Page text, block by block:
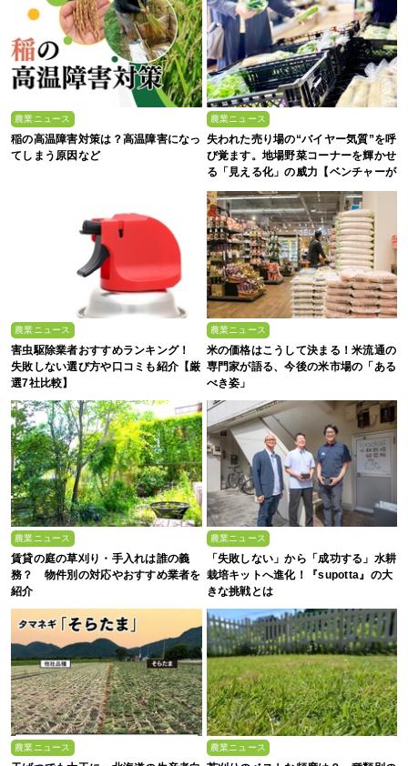
農業ニュース
稲の高温障害対策は？高温障害になっ
てしまう原因など
農業ニュース
失われた売り場の“バイヤー気質”を呼
び覚ます。地場野菜コーナーを輝かせ
る「見える化」の威力【ベンチャーが
拓く！日本の農の未来 #2】
農業ニュース
害虫駆除業者おすすめランキング！
失敗しない選び方や口コミも紹介【厳
選7社比較】
農業ニュース
米の価格はこうして決まる！米流通の
専門家が語る、今後の米市場の「ある
べき姿」
農業ニュース
賃貸の庭の草刈り・手入れは誰の義
務？ 物件別の対応やおすすめ業者を
紹介
農業ニュース
「失敗しない」から「成功する」水耕
栽培キットへ進化！『supotta』の大
きな挑戦とは
農業ニュース 農業ニュース